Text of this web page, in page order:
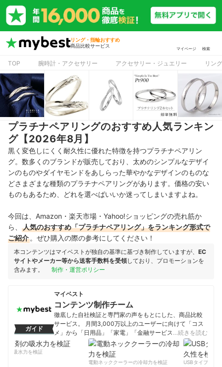
リング・指輪おすすめ
商品比較サービス
マイページ 検索
TOP 腕時計・アクセサリー アクセサリー・ジュエリー リン
プラチナペアリングのおすすめ人気ランキン
グ【2026年8月】
黒く変色しにくく耐久性に優れた特徴を持つプラチナペアリン
グ。数多くのブランドが販売しており、太めのシンプルなデザイ
ンのものやダイヤモンドをあしらった華やかなデザインのものな
どさまざまな種類のプラチナペアリングがあります。価格の安い
ものもあるため、どれを選べばいいか迷ってしまいますよね。
今回は、Amazon・楽天市場・Yahoo!ショッピングの売れ筋か
ら、
人気のおすすめ「プラチナペアリング」をランキング形式で
ご紹介 。ぜひ購入の際の参考にしてください！
本コンテンツはマイベストが独自の基準に基づき制作していますが、 EC
サイトやメーカー等から送客手数料を受領しており、プロモーションを
含みます。
制作・運営ポリシー
ガイド
マイベスト
コンテンツ制作チーム
徹底した自社検証と専門家の声をもとにした、商品比較
サービス。 月間3,000万以上のユーザーに向けて「コス
メ」から「日用品」「家電」「金融サービス」まで、ベ
ストな商品を選んでもらうために、毎日コンテンツを制
コンテンツ制作チームのプロフィール
…続きを読む
の吸水力を検証
電動ネッククーラーの冷却力を検証
USBタイプCケー